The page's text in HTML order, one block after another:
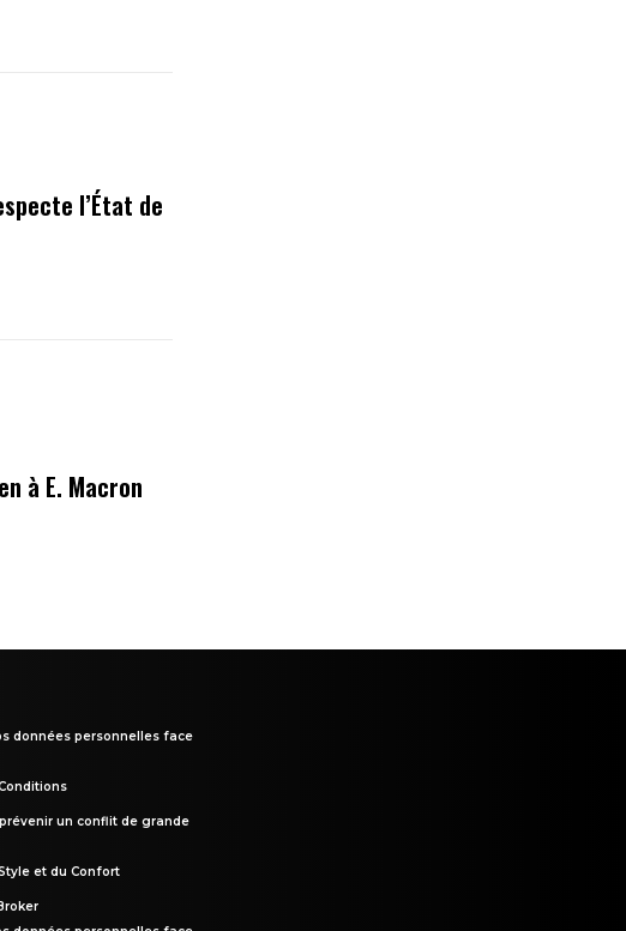
l’État de
à E. Macron
données personnelles face
un conflit de grande
et du Confort